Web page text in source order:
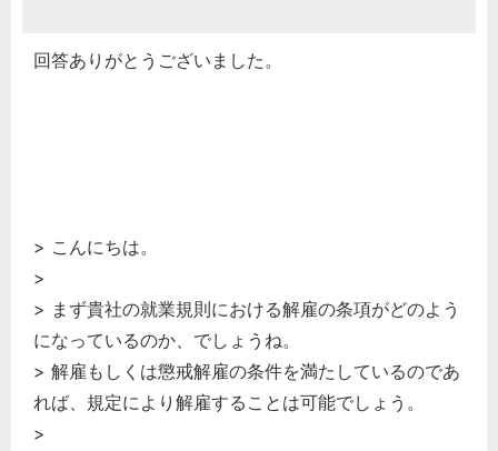
回答ありがとうございました。
> こんにちは。
>
> まず貴社の就業規則における解雇の条項がどのよう
になっているのか、でしょうね。
> 解雇もしくは懲戒解雇の条件を満たしているのであ
れば、規定により解雇することは可能でしょう。
>
経営の知恵
総務の給湯室
秘書のノウハウ
次へ